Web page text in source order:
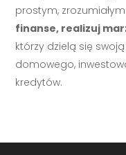
prostym,
finanse, realizuj
którzy dzielą się
domowego,
kredytów.